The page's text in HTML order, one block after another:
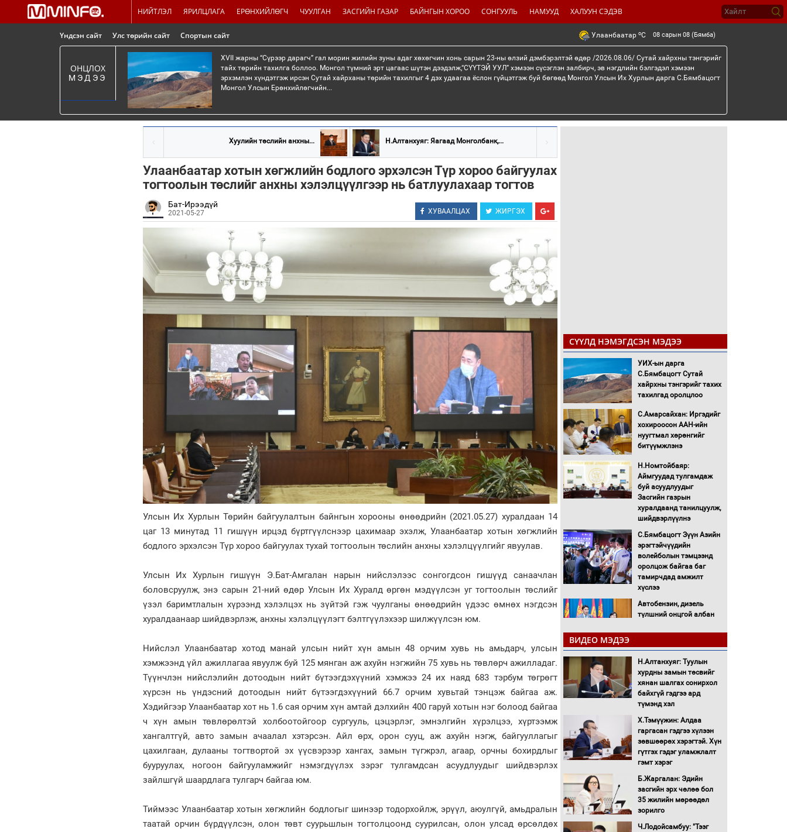
НИЙТЛЭЛ ЯРИЛЦЛАГА ЕРӨНХИЙЛӨГЧ ЧУУЛГАН ЗАСГИЙН ГАЗАР БАЙНГЫН ХОРОО СОНГУУЛЬ НАМУУД ХАЛУУН СЭДЭВ
Үндсэн сайт Улс төрийн сайт Спортын сайт Улаанбаатар oC 08 сарын 08 (Бямба)
ОНЦЛОХ
МЭДЭЭ
XVII жарны “Сүрээр дарагч” гал морин жилийн зуны адаг хөхөгчин хонь сарын 23-ны өлзий дэмбэрэлтэй өдөр /2026.08.06/ Сутай хайрхны тэнгэрийг
тайх төрийн тахилга боллоо. Монгол түмний эрт цагаас шүтэн дээдэлж,“СҮҮТЭЙ УУЛ” хэмээн сүсэглэн залбирч, эв нэгдлийн бэлгэдэл хэмээн
эрхэмлэн хүндэтгэж ирсэн Сутай хайрханы төрийн тахилгыг 4 дэх удаагаа ёслон гүйцэтгэж буй бөгөөд Монгол Улсын Их Хурлын дарга С.Бямбацогт
Монгол Улсын Ерөнхийлөгчийн...
Хуулийн төслийн анхны... Н.Алтанхуяг: Яагаад Монголбанк,...
Улаанбаатар хотын хөгжлийн бодлого эрхэлсэн Түр хороо байгуулах
тогтоолын төслийг анхны хэлэлцүүлгээр нь батлуулахаар тогтов
Бат-Ирээдүй
2021-05-27 ХУВААЛЦАХ ЖИРГЭХ
Улсын Их Хурлын Төрийн байгуулалтын байнгын хорооны өнөөдрийн (2021.05.27) хуралдаан 14
цаг 13 минутад 11 гишүүн ирцэд бүртгүүлснээр цахимаар эхэлж, Улаанбаатар хотын хөгжлийн
бодлого эрхэлсэн Түр хороо байгуулах тухай тогтоолын төслийн анхны хэлэлцүүлгийг явуулав.
Улсын Их Хурлын гишүүн Э.Бат-Амгалан нарын нийслэлээс сонгогдсон гишүүд санаачлан
боловсруулж, энэ сарын 21-ний өдөр Улсын Их Хуралд өргөн мэдүүлсэн уг тогтоолын төслийг
үзэл баримтлалын хүрээнд хэлэлцэх нь зүйтэй гэж чуулганы өнөөдрийн үдээс өмнөх нэгдсэн
хуралдаанаар шийдвэрлэж, анхны хэлэлцүүлэгт бэлтгүүлэхээр шилжүүлсэн юм.
Нийслэл Улаанбаатар хотод манай улсын нийт хүн амын 48 орчим хувь нь амьдарч, улсын
хэмжээнд үйл ажиллагаа явуулж буй 125 мянган аж ахуйн нэгжийн 75 хувь нь төвлөрч ажилладаг.
Түүнчлэн нийслэлийн дотоодын нийт бүтээгдэхүүний хэмжээ 24 их наяд 683 тэрбум төгрөгт
хүрсэн нь үндэсний дотоодын нийт бүтээгдэхүүний 66.7 орчим хувьтай тэнцэж байгаа аж.
Хэдийгээр Улаанбаатар хот нь 1.6 сая орчим хүн амтай дэлхийн 400 гаруй хотын нэг болоод байгаа
ч хүн амын төвлөрөлтэй холбоотойгоор сургууль, цэцэрлэг, эмнэлгийн хүрэлцээ, хүртээмж
хангалтгүй, авто замын ачаалал хэтэрсэн. Айл өрх, орон сууц, аж ахуйн нэгж, байгууллагыг
цахилгаан, дулааны тогтвортой эх үүсвэрээр хангах, замын түгжрэл, агаар, орчны бохирдлыг
бууруулах, ногоон байгууламжийг нэмэгдүүлэх зэрэг тулгамдсан асуудлуудыг шийдвэрлэх
зайлшгүй шаардлага тулгарч байгаа юм.
Тиймээс Улаанбаатар хотын хөгжлийн бодлогыг шинээр тодорхойлж, эрүүл, аюулгүй, амьдралын
таатай орчин бүрдүүлсэн, олон төвт суурьшлын тогтолцоонд суурилсан, олон улсад өрсөлдөх
СҮҮЛД НЭМЭГДСЭН МЭДЭЭ
УИХ-ын дарга
С.Бямбацогт Сутай
хайрхны тэнгэрийг тахих
тахилгад оролцлоо
С.Амарсайхан: Иргэдийг
хохироосон ААН-ийн
нуугтмал хөрөнгийг
битүүмжлэнэ
Н.Номтойбаяр:
Аймгуудад тулгамдаж
буй асуудлуудыг
Засгийн газрын
хуралдаанд танилцуулж,
шийдвэрлүүлнэ
С.Бямбацогт Зүүн Азийн
эрэгтэйчүүдийн
волейболын тэмцээнд
оролцож байгаа баг
тамирчдад амжилт
хүслээ
Автобензин, дизель
түлшний онцгой албан
Санхүүгийн хэмнэлтийн
горимд эрүүл мэндийн
салбар хамаарахгүй
Нөөцийн махны
нээлттэй ил тод болгоно
Монгол Улс “COP17”-д
“Тал хээрийн
танилцуулна
16 төрлийн эмийг нэг эх
үүсвэрээс худалдан авах
ВИДЕО МЭДЭЭ
Н.Алтанхуяг: Туулын
хурдны замын төсвийг
хянан шалгах сонирхол
байхгүй гэдгээ ард
түмэнд хэл
Х.Тэмүүжин: Алдаа
гаргасан гэдгээ хүлээн
зөвшөөрөх хэрэгтэй. Хүн
гүтгэх гэдэг уламжлалт
гэмт хэрэг
Б.Жаргалан: Эдийн
засгийн эрх чөлөө бол
35 жилийн мөрөөдөл
зорилго
Ч.Лодойсамбуу: "Тээг